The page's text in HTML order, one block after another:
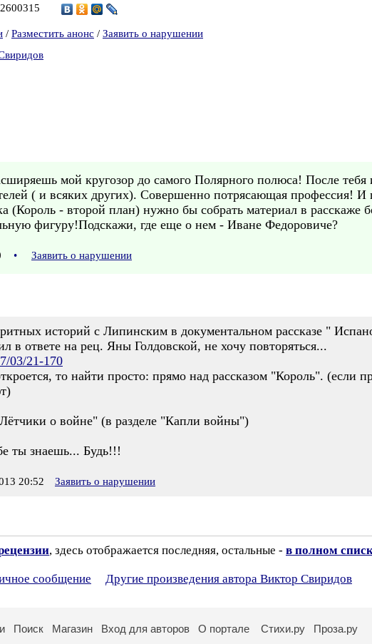
/ Разместить анонс / Заявить о нарушении
мой кругозор до самого Полярного полюса! После тебя
( и всяких других). Совершенно потрясающая профессия! И
(Король - второй план) нужно бы собрать материал в
фигуру!Подскажи, где еще о нем - Иване Федоровиче?
• Заявить о нарушении
историй с Липинским в документальном рассказе "
в ответе на рец. Яны Голдовской, не хочу повторяться...
03/21-170
то найти просто: прямо над рассказом "Король".
о войне" (в разделе "Капли войны")
ты знаешь... Будь!!!
20:52 Заявить о нарушении
, здесь отображается последняя, остальные - в полном
сообщение Другие произведения автора Виктор Свиридов
Поиск Магазин Вход для авторов О портале Стихи.ру Проза.ру